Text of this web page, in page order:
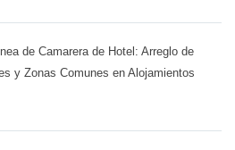
de Camarera de Hotel: Arreglo de
y Zonas Comunes en Alojamientos